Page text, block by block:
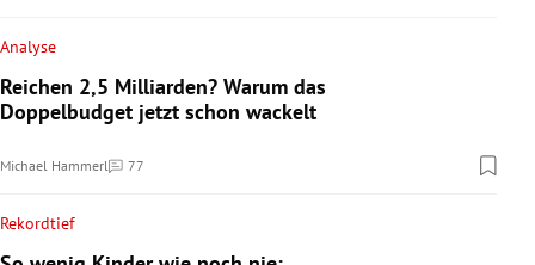
Analyse
Reichen 2,5 Milliarden? Warum das
Doppelbudget jetzt schon wackelt
Michael Hammerl 77
Kommentare
Rekordtief